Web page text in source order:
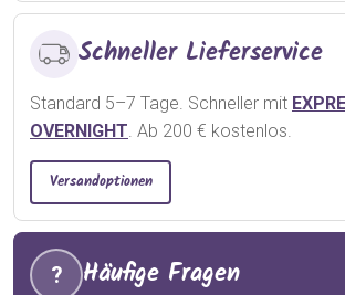
Schneller Lieferservice
Standard 5–7 Tage. Schneller mit
OVERNIGHT. Ab 200 € kostenlos.
Versandoptionen
? Häufige Fragen